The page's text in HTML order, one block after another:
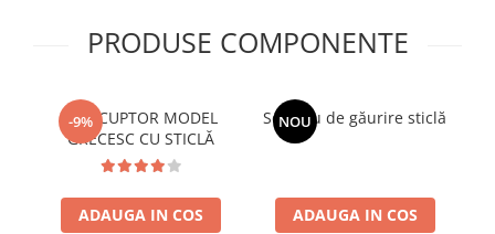
PRODUSE COMPONENTE
-9%
UȘĂ CUPTOR MODEL
GRECESC CU STICLĂ
ADAUGA IN COS
NOU
Serviciu de găurire sticlă
ADAUGA IN COS